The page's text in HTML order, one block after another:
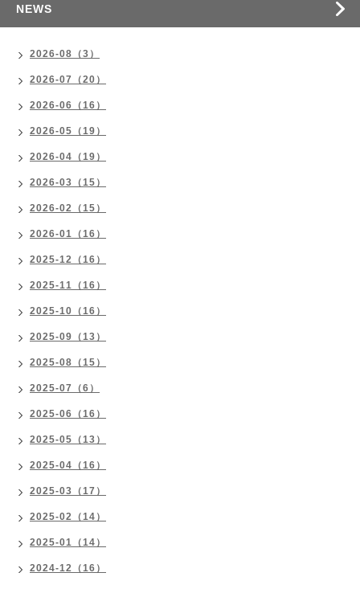
NEWS
2026-08（3）
2026-07（20）
2026-06（16）
2026-05（19）
2026-04（19）
2026-03（15）
2026-02（15）
2026-01（16）
2025-12（16）
2025-11（16）
2025-10（16）
2025-09（13）
2025-08（15）
2025-07（6）
2025-06（16）
2025-05（13）
2025-04（16）
2025-03（17）
2025-02（14）
2025-01（14）
2024-12（16）